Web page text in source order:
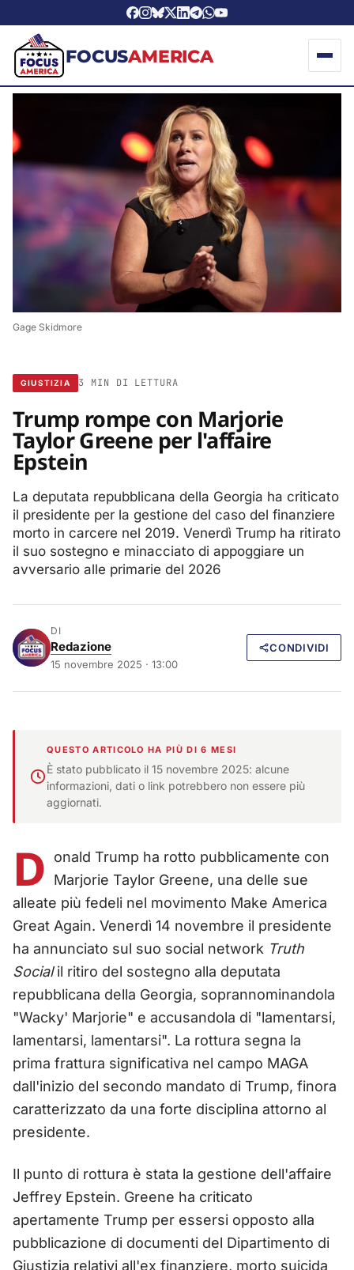
FOCUSAMERICA
Gage Skidmore
GIUSTIZIA 3 MIN DI LETTURA
Trump rompe con Marjorie
Taylor Greene per l'affaire
Epstein
La deputata repubblicana della Georgia ha criticato
il presidente per la gestione del caso del finanziere
morto in carcere nel 2019. Venerdì Trump ha ritirato
il suo sostegno e minacciato di appoggiare un
avversario alle primarie del 2026
DI
Redazione
15 novembre 2025 · 13:00
CONDIVIDI
QUESTO ARTICOLO HA PIÙ DI 6 MESI
È stato pubblicato il 15 novembre 2025: alcune
informazioni, dati o link potrebbero non essere più
aggiornati.
D
onald Trump ha rotto pubblicamente con
Marjorie Taylor Greene, una delle sue
alleate più fedeli nel movimento Make America
Great Again. Venerdì 14 novembre il presidente
ha annunciato sul suo social network Truth
Socialil ritiro del sostegno alla deputata
repubblicana della Georgia, soprannominandola
"Wacky' Marjorie" e accusandola di "lamentarsi,
lamentarsi, lamentarsi". La rottura segna la
prima frattura significativa nel campo MAGA
dall'inizio del secondo mandato di Trump, finora
caratterizzato da una forte disciplina attorno al
presidente.
Il punto di rottura è stata la gestione dell'affaire
Jeffrey Epstein. Greene ha criticato
apertamente Trump per essersi opposto alla
pubblicazione di documenti del Dipartimento di
Giustizia relativi all'ex finanziere, morto suicida